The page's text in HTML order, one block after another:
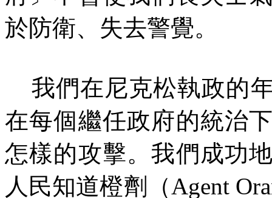
於防衛、失去警覺。
我們在尼克松執政的
在每個繼任政府的統治
怎樣的攻擊。我們成功
人民知道橙劑（Agent